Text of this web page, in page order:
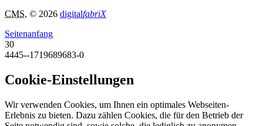
CMS, © 2026 digitalfabriX
Seitenanfang
30
4445--1719689683-0
Cookie-Einstellungen
Wir verwenden Cookies, um Ihnen ein optimales Webseiten-
Erlebnis zu bieten. Dazu zählen Cookies, die für den Betrieb der